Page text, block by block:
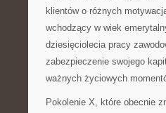
klientów o różnych
wchodzący w wiek
dziesięciolecia pracy
zabezpieczenie swojego
ważnych życiowych
Pokolenie X, które obecnie